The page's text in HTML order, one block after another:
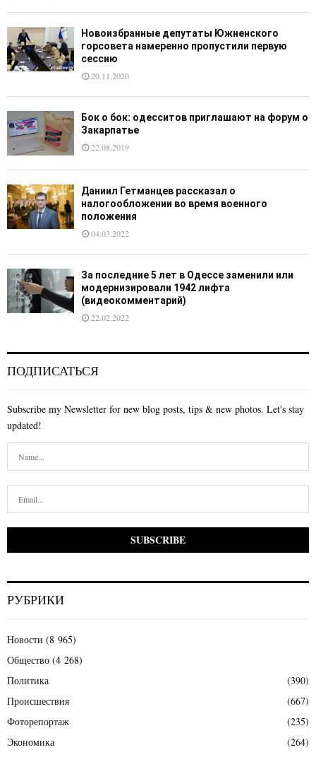
Новоизбранные депутаты Южненского
горсовета намеренно пропустили первую
сессию
20.11.2020
Бок о бок: одесситов приглашают на форум о
Закарпатье
22.08.2019
Даниил Гетманцев рассказал о
налогообложении во время военного
положения
04.03.2022
За последние 5 лет в Одессе заменили или
модернизировали 1942 лифта
(видеокомментарий)
22.02.2022
ПОДПИСАТЬСЯ
Subscribe my Newsletter for new blog posts, tips & new photos. Let's stay
updated!
РУБРИКИ
Новости (8 965)
Общество (4 268)
Политика
(390)
Происшествия
(667)
Фоторепортаж
(235)
Экономика
(264)